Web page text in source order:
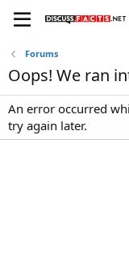
Forums
Oops! We ran
An error occurred
try again later.